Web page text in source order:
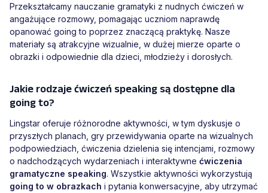
Przekształcamy nauczanie gramatyki z nudnych ćwiczeń w
angażujące rozmowy, pomagając uczniom naprawdę
opanować going to poprzez znaczącą praktykę. Nasze
materiały są atrakcyjne wizualnie, w dużej mierze oparte o
obrazki i odpowiednie dla dzieci, młodzieży i dorosłych.
Jakie rodzaje ćwiczeń speaking są dostępne dla
going to?
Lingstar oferuje różnorodne aktywności, w tym dyskusje o
przyszłych planach, gry przewidywania oparte na wizualnych
podpowiedziach, ćwiczenia dzielenia się intencjami, rozmowy
o nadchodzących wydarzeniach i interaktywne ćwiczenia
gramatyczne speaking. Wszystkie aktywności wykorzystują
going to w obrazkach i pytania konwersacyjne, aby utrzymać